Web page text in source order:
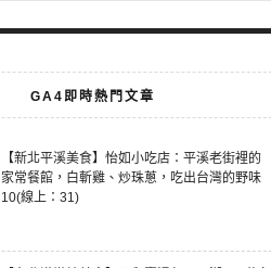
GA4即時熱門文章
【新北平溪美食】怡如小吃店：平溪老街裡的
家常餐館，白斬雞、炒珠蔥，吃出台灣的野味
10(線上：31)